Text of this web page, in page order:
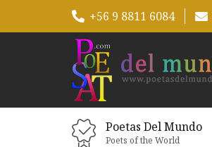
+56 9 8811 6084
Poetas Del Mundo
Poets of the World